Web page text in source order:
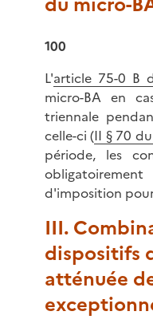
100
L'article 75-0 B
micro-BA en
triennale
celle-ci (II § 70 du
période, les
d'imposition
III.
dispositifs
atténuée